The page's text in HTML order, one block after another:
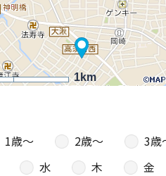
1km
1歳〜 2歳〜 3歳
水 木 金